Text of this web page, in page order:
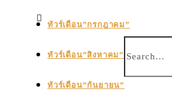
ทัวร์เดือน”กรกฎาคม”
ทัวร์เดือน”สิงหาคม”
ทัวร์เดือน”กันยายน”